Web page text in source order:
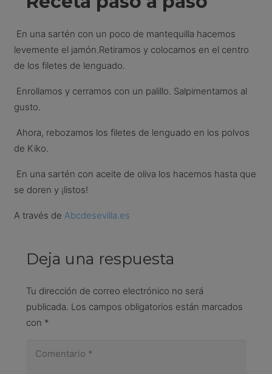
En una sartén con un poco de mantequilla hacemos
levemente el jamón.Retiramos y colocamos en el centro
de los filetes de lenguado.
Enrollamos y cerramos con un palillo. Salpimentamos al
gusto.
Ahora, rebozamos los filetes de lenguado en los polvos
de Kiko.
En una sartén con aceite de oliva los hacemos hasta que
se doren y ¡listos!
A través de Abcdesevilla.es
Deja una respuesta
Tu dirección de correo electrónico no será
publicada. Los campos obligatorios están marcados
con *